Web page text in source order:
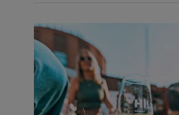
Weinfest am Niederrhein!